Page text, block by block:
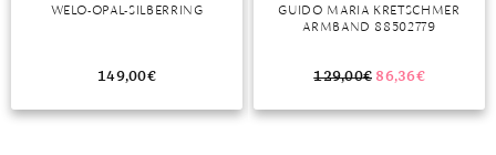
WELO-OPAL-SILBERRING
149,00€
GUIDO MARIA KRETSCHMER
ARMBAND 88502779
129,00€ 86,36€